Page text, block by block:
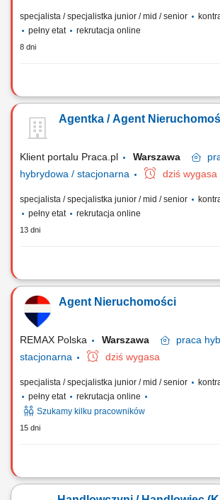
specjalista / specjalistka junior / mid / senior
pełny etat
rekrutacja online
8 dni
Gotowość do prowadzenia działalności
odpowiedzialność. Nastawienie na realizację celów
Systematyczność i zaangażowanie. Mile widziane
Agentka / Agent
Klient portalu Praca.pl Warszawa
hybrydowa / stacjonarna
dziś wygasa
specjalista / specjalistka junior / mid / senior
pełny etat
rekrutacja online
13 dni
Obsługa transakcji nieruchomości na zasadzie
zaawansowanych). Budowanie własnej marki na
marketingowemu i technologicznemu.
oraz współpraca z innymi...
Agent Nieruchomości
REMAX Polska Warszawa praca
stacjonarna
dziś wygasa
specjalista / specjalistka junior / mid / senior
pełny etat
rekrutacja online
Szukamy kilku pracowników
15 dni
Co otrzymasz jako agent nieruchomości REMAX?